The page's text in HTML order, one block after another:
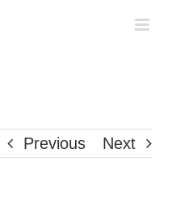
Previous Next